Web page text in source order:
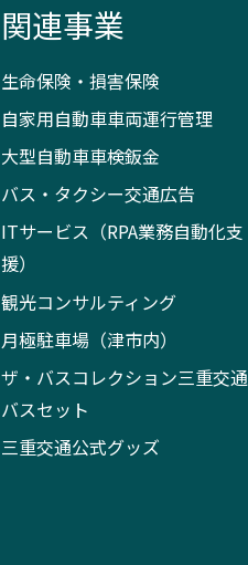
関連事業
生命保険・損害保険
自家用自動車車両運行管理
大型自動車車検鈑金
バス・タクシー交通広告
ITサービス（RPA業務自動化支
援）
観光コンサルティング
月極駐車場（津市内）
ザ・バスコレクション三重交通
バスセット
三重交通公式グッズ